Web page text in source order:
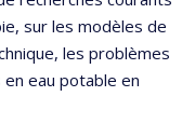
sur les modèles de
les problèmes
eau potable en